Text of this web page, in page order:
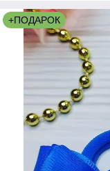
+ПОДАРОК